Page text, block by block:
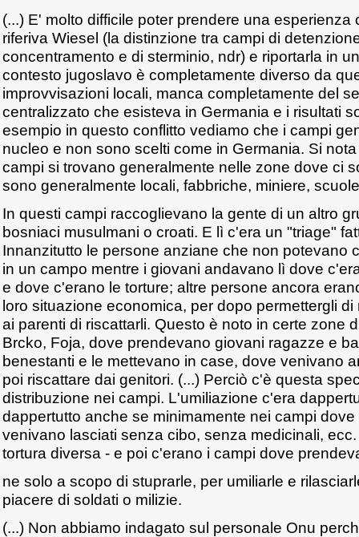
(...) E' molto difficile poter prendere una esperienza
riferiva Wiesel (la distinzione tra campi di
concentramento e di sterminio, ndr) e riportarla in
contesto jugoslavo è completamente diverso da
improvvisazioni locali, manca completamente del
centralizzato che esisteva in Germania e i risultati
esempio in questo conflitto vediamo che i campi
nucleo e non sono scelti come in Germania. Si
campi si trovano generalmente nelle zone dove ci
sono generalmente locali, fabbriche, miniere,
In questi campi raccoglievano la gente di un altro
bosniaci musulmani o croati. E lì c'era un "triage"
Innanzitutto le persone anziane che non potevano
in un campo mentre i giovani andavano lì dove
e dove c'erano le torture; altre persone ancora
loro situazione economica, per dopo permettergli
ai parenti di riscattarli. Questo è noto in certe zone
Brcko, Foja, dove prendevano giovani ragazze e
benestanti e le mettevano in case, dove venivano
poi riscattare dai genitori. (...) Perciò c'è questa
distribuzione nei campi. L'umiliazione c'era
dappertutto anche se minimamente nei campi
venivano lasciati senza cibo, senza medicinali,
tortura diversa - e poi c'erano i campi dove
ne solo a scopo di stuprarle, per umiliarle e
piacere di soldati o milizie.
(...) Non abbiamo indagato sul personale Onu